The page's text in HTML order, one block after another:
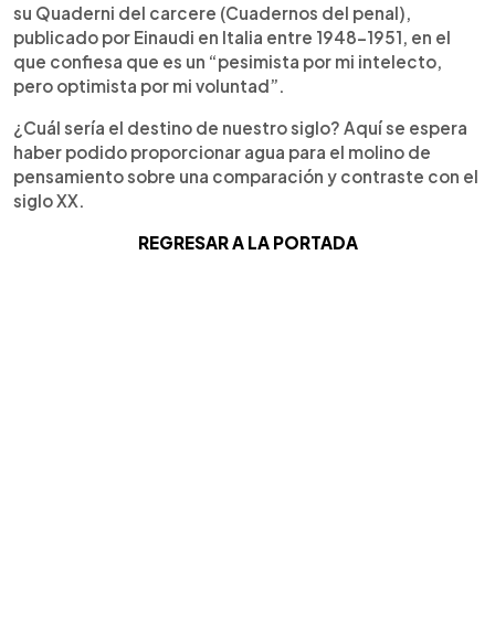
su Quaderni del carcere (Cuadernos del penal),
publicado por Einaudi en Italia entre 1948-1951, en el
que confiesa que es un “pesimista por mi intelecto,
pero optimista por mi voluntad”.
¿Cuál sería el destino de nuestro siglo? Aquí se espera
haber podido proporcionar agua para el molino de
pensamiento sobre una comparación y contraste con el
siglo XX.
REGRESAR A LA PORTADA